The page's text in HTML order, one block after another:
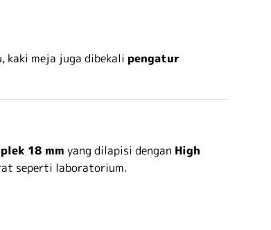
kaki meja juga dibekali pengatur
18 mm yang dilapisi dengan High
seperti laboratorium.